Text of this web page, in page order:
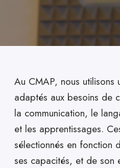
Au CMAP, nous utilisons
adaptés aux besoins de
la communication, le
et les apprentissages.
sélectionnés en fonction
ses capacités, et de son